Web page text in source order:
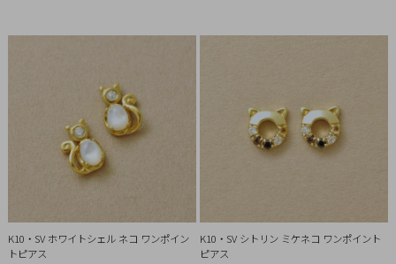
K10・SV ホワイトシェル ネコ ワンポイン
トピアス
K10・SV シトリン ミケネコ ワンポイント
ピアス
イ